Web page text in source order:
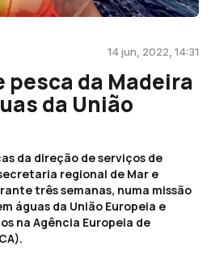
14 jun, 2022, 14:31
da Madeira
da União
da direção de serviços de
regional de Mar e
três semanas, numa missão
águas da União Europeia e
na Agência Europeia de